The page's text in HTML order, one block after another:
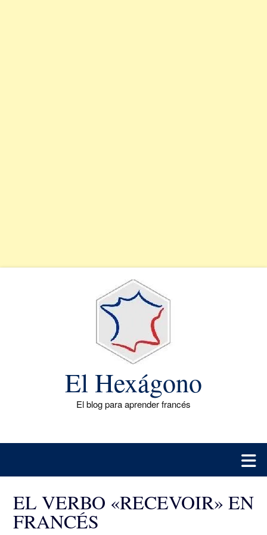
El Hexágono
El blog para aprender francés
EL VERBO «RECEVOIR» EN
FRANCÉS